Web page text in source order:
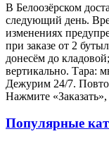
В Белоозёрском
следующий день.
изменениях
при заказе от 2
донесём до
вертикально. Тара:
Дежурим 24/7.
Нажмите
Популярные
Опубликовать
отзыв от клиента
Светлана Москва
У меня долго
начать ремонт. От
вызвала замерщика.
закончен, могу